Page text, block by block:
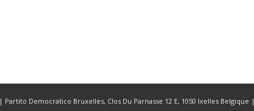
| Partito Democratico Bruxelles, Clos Du Parnasse 12 E, 1050 Ixelles Belgique |